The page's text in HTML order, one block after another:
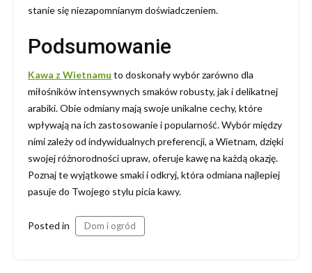
stanie się niezapomnianym doświadczeniem.
Podsumowanie
Kawa z Wietnamu to doskonały wybór zarówno dla
miłośników intensywnych smaków robusty, jak i delikatnej
arabiki. Obie odmiany mają swoje unikalne cechy, które
wpływają na ich zastosowanie i popularność. Wybór między
nimi zależy od indywidualnych preferencji, a Wietnam, dzięki
swojej różnorodności upraw, oferuje kawę na każdą okazję.
Poznaj te wyjątkowe smaki i odkryj, która odmiana najlepiej
pasuje do Twojego stylu picia kawy.
Posted in Dom i ogród